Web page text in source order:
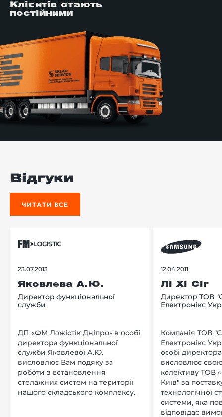
Клієнтів стають
постійними
Відгуки
ЧИТАТИ ВСЕ
23.07.2013
Яковлева А.Ю.
Директор функціональної
служби
ДП «ФМ Ложістік Дніпро» в особі
директора функціональної
служби Яковлевої А.Ю.
висловлює Вам подяку за
роботи з встановлення
стелажних систем на території
нашого складського комплексу.
12.04.2011
Лі Хі Сіг
Директор ТОВ
Електронікс
Компанія ТОВ
Електронікс
особі
висловлює
колективу ТОВ
Київ" за
технологічної
системи, яка
відповідає